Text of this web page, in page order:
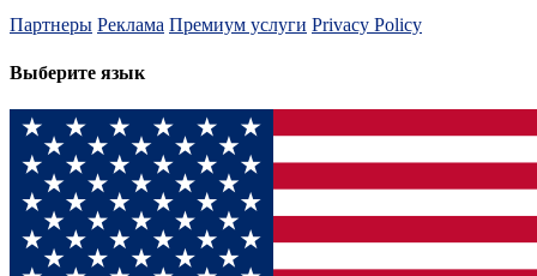
Партнеры Реклама Премиум услуги Privacy Policy
Выберите язык